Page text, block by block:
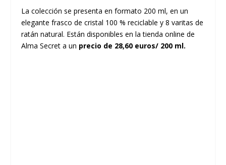
La colección se presenta en formato 200 ml, en un
elegante frasco de cristal 100 % reciclable y 8 varitas de
ratán natural. Están disponiblesen la tienda online de
Alma Secret a un precio de 28,60 euros/ 200 ml.